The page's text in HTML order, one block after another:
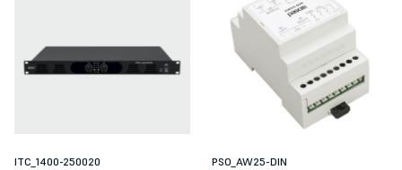
ITC_1400-250020 PSO_AW25-DIN